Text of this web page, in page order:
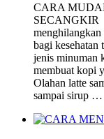
CARA
SECANGKIR
bagi kesehatan
jenis minuman
membuat kopi
Olahan latte
sampai sirup …